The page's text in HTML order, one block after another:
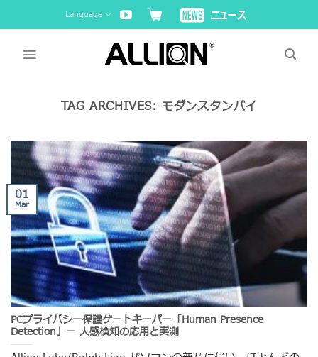
to
Language
TAG ARCHIVES: モダンスタンバイ
PCプライバシー保護ゲートキーパー「Human Presence
Detection」ー 人感検知の応用と実測
01
Mar